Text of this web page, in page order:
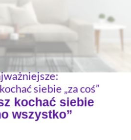
siebie „za coś”
kochać siebie
wszystko”